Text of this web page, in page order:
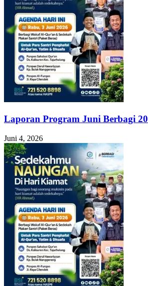
Laporan Program Juni Berbagi
Juni 4, 2026